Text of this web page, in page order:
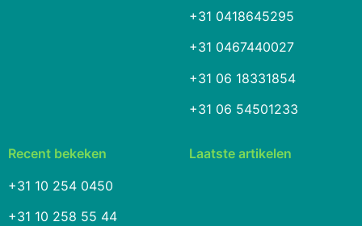
+31 0418645295
+31 0467440027
+31 06 18331854
+31 06 54501233
Recent bekeken
+31 10 254 0450
+31 10 258 55 44
Laatste artikelen